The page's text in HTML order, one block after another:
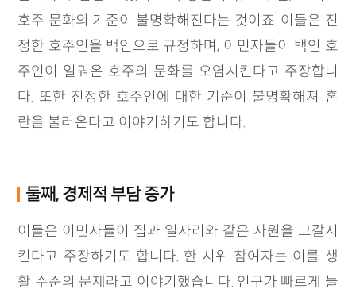
호주 문화의 기준이 불명확해진다는 것이죠. 이들은 진
정한 호주인을 백인으로 규정하며, 이민자들이 백인 호
주인이 일궈온 호주의 문화를 오염시킨다고 주장합니
다. 또한 진정한 호주인에 대한 기준이 불명확해져 혼
란을 불러온다고 이야기하기도 합니다.
둘째, 경제적 부담 증가
이들은 이민자들이 집과 일자리와 같은 자원을 고갈시
킨다고 주장하기도 합니다. 한 시위 참여자는 이를 생
활 수준의 문제라고 이야기했습니다. 인구가 빠르게 늘